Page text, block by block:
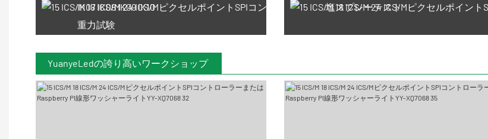
IK07 IK08 IK09 IK10
重力試験
塩スプレーテスト
YuanyeLedの誇り高いワークショップ